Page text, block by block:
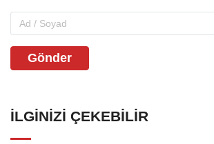
Gönder
İLGINIZI ÇEKEBILIR